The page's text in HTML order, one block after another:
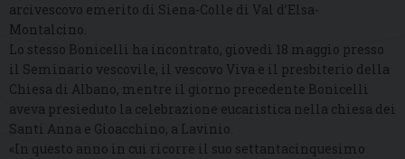
arcivescovo emerito di Siena-Colle di Val d’Elsa-
Montalcino.
Lo stesso Bonicelli ha incontrato, giovedì 18 maggio presso
il Seminario vescovile, il vescovo Viva e il presbiterio della
Chiesa di Albano, mentre il giorno precedente Bonicelli
aveva presieduto la celebrazione eucaristica nella chiesa dei
Santi Anna e Gioacchino, a Lavinio.
«In questo anno in cui ricorre il suo settantacinquesimo